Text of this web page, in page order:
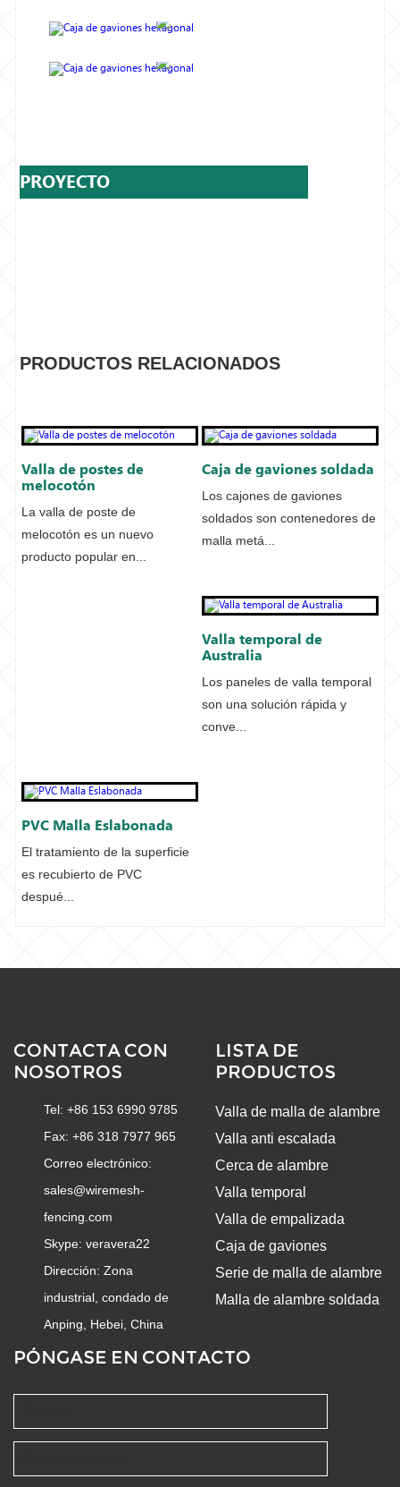
PROYECTO
PRODUCTOS RELACIONADOS
Valla de postes de
melocotón
La valla de poste de
melocotón es un nuevo
producto popular en...
Caja de gaviones soldada
Los cajones de gaviones
soldados son contenedores de
malla metá...
Valla temporal de
Australia
Los paneles de valla temporal
son una solución rápida y
conve...
PVC Malla Eslabonada
El tratamiento de la superficie
es recubierto de PVC
despué...
CONTACTA CON
NOSOTROS
Tel: +86 153 6990 9785
Fax: +86 318 7977 965
Correo electrónico:
sales@wiremesh-
fencing.com
Skype:veravera22
Dirección: Zona
industrial, condado de
Anping, Hebei, China
LISTA DE
PRODUCTOS
Valla de malla de alambre
Valla anti escalada
Cerca de alambre
Valla temporal
Valla de empalizada
Caja de gaviones
Serie de malla de alambre
Malla de alambre soldada
PÓNGASE EN CONTACTO